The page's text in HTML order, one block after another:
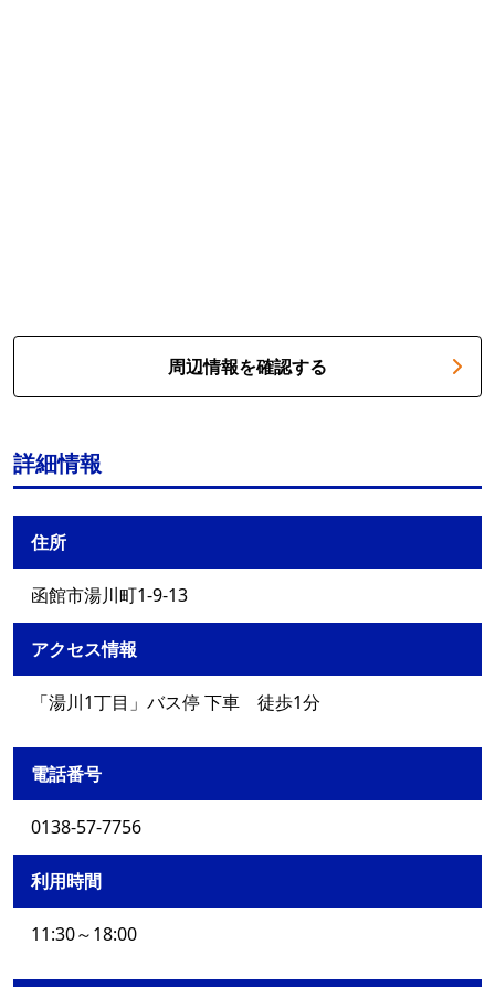
周辺情報を確認する
詳細情報
住所
函館市湯川町1-9-13
アクセス情報
「湯川1丁目」バス停 下車 徒歩1分
電話番号
0138-57-7756
利用時間
11:30～18:00